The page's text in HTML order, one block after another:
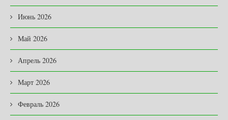
Июнь 2026
Май 2026
Апрель 2026
Март 2026
Февраль 2026